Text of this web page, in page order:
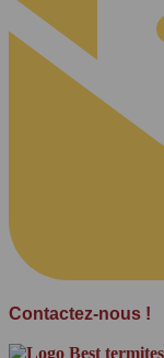
Contactez-nous !